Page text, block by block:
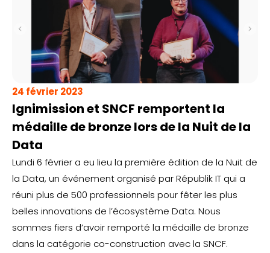
24 février 2023
Ignimission et SNCF remportent la
médaille de bronze lors de la Nuit de la
Data
Lundi 6 février a eu lieu la première édition de la Nuit de
la Data, un événement organisé par Républik IT qui a
réuni plus de 500 professionnels pour fêter les plus
belles innovations de l’écosystème Data. Nous
sommes fiers d’avoir remporté la médaille de bronze
dans la catégorie co-construction avec la SNCF.